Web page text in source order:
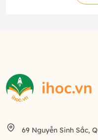
69 Nguyễn Sinh Sắc,